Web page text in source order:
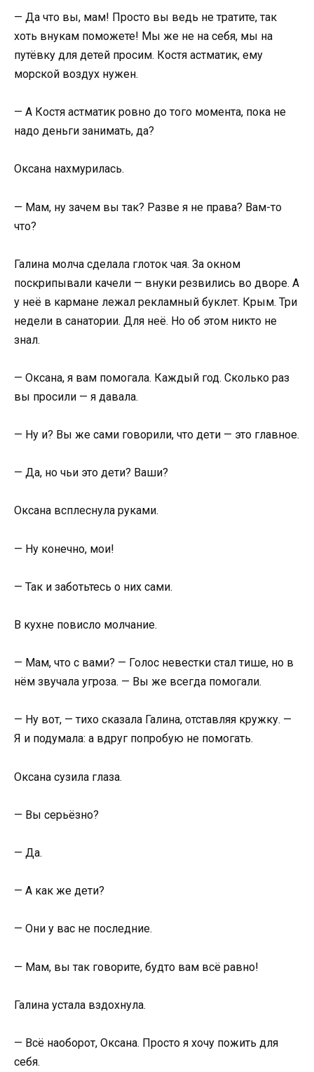
— Да что вы, мам! Просто вы ведь не тратите, так
хоть внукам поможете! Мы же не на себя, мы на
путёвку для детей просим. Костя астматик, ему
морской воздух нужен.
— А Костя астматик ровно до того момента, пока не
надо деньги занимать, да?
Оксана нахмурилась.
— Мам, ну зачем вы так? Разве я не права? Вам-то
что?
Галина молча сделала глоток чая. За окном
поскрипывали качели — внуки резвились во дворе. А
у неё в кармане лежал рекламный буклет. Крым. Три
недели в санатории. Для неё. Но об этом никто не
знал.
— Оксана, я вам помогала. Каждый год. Сколько раз
вы просили — я давала.
— Ну и? Вы же сами говорили, что дети — это главное.
— Да, но чьи это дети? Ваши?
Оксана всплеснула руками.
— Ну конечно, мои!
— Так и заботьтесь о них сами.
В кухне повисло молчание.
— Мам, что с вами? — Голос невестки стал тише, но в
нём звучала угроза. — Вы же всегда помогали.
— Ну вот, — тихо сказала Галина, отставляя кружку. —
Я и подумала: а вдруг попробую не помогать.
Оксана сузила глаза.
— Вы серьёзно?
— Да.
— А как же дети?
— Они у вас не последние.
— Мам, вы так говорите, будто вам всё равно!
Галина устала вздохнула.
— Всё наоборот, Оксана. Просто я хочу пожить для
себя.